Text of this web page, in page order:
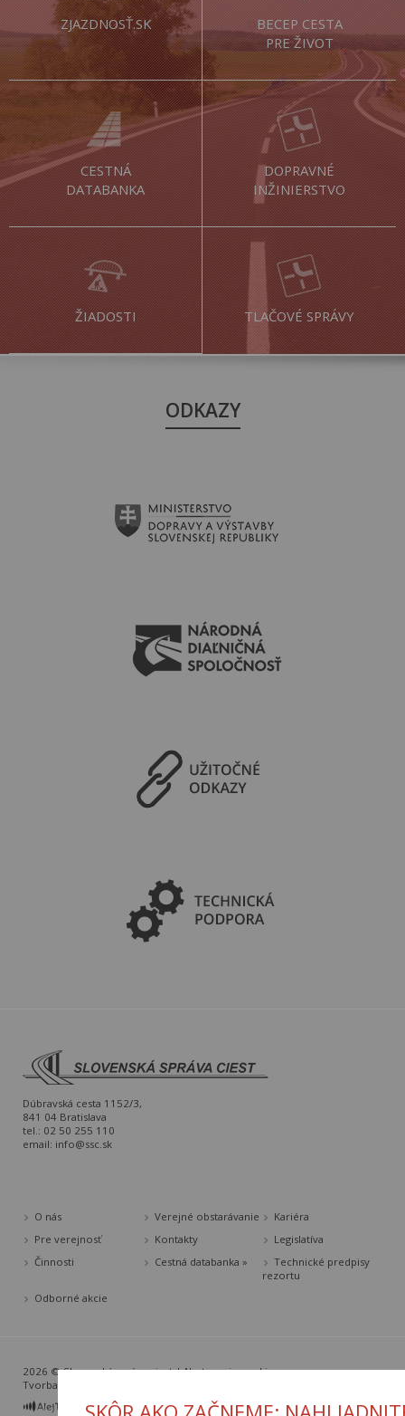
ZJAZDNOSŤ.SK
BECEP CESTA
PRE ŽIVOT
CESTNÁ
DATABANKA
DOPRAVNÉ
INŽINIERSTVO
ŽIADOSTI TLAČOVÉ SPRÁVY
ODKAZY
Dúbravská cesta 1152/3,
841 04 Bratislava
tel.: 02 50 255 110
email: info@ssc.sk
O nás Verejné obstarávanie
Kariéra
Pre verejnosť
Kontakty
Legislatíva
Činnosti
Cestná databanka »
Technické predpisy
rezortu
Odborné akcie
2026 © Slovenská správa ciest |Nastavenia cookies
Tvorba web stránok